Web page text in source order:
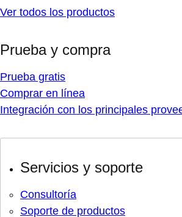
Ver todos los productos
Prueba y compra
Prueba gratis
Comprar en línea
Integración con los principales
Servicios y soporte
Consultoría
Soporte de productos